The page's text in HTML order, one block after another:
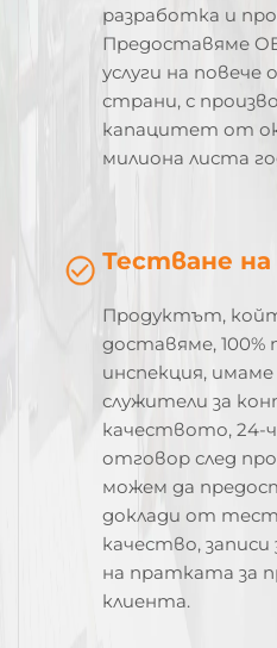
разработка и
Предоставяме
услуги на повече
страни, с
капацитет от
милиона листа
Тестване
Продуктът,
доставяме, 100%
инспекция,
служители за
качеството, 24-
отговор след
можем да
доклади от
качество, записи
на пратката за
клиента.